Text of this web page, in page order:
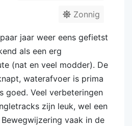
Zonnig
jaar weer eens gefietst
als een erg
(nat en veel modder). De
waterafvoer is prima
goed. Veel verbeteringen
zijn leuk, wel een
vaak in de